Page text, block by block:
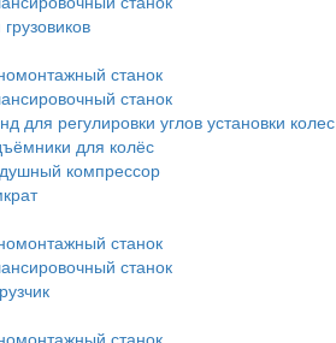
станок
станок
для регулировки углов установки колес
для колёс
компрессор
станок
станок
станок